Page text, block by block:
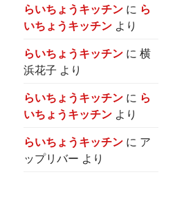
らいちょうキッチン に ら
いちょうキッチン より
らいちょうキッチン に 横
浜花子 より
らいちょうキッチン に ら
いちょうキッチン より
らいちょうキッチン に ア
ップリバー より